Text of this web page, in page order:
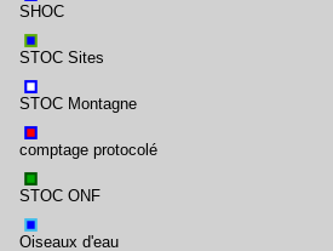
SHOC
STOC Sites
STOC Montagne
comptage protocolé
STOC ONF
Oiseaux d'eau